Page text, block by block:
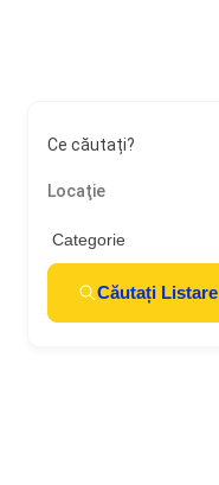
Ce căutați?
Căutați Listare